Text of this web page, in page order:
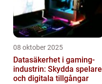
08 oktober 2025
Datasäkerhet i gaming-
industrin: Skydda spelare
och digitala tillgångar